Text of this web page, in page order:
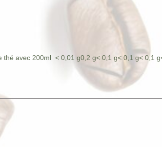
< 0,1 g
< 0,1 g
< 0,1 g
0,2 g
< 0,01 g
thé avec 200ml